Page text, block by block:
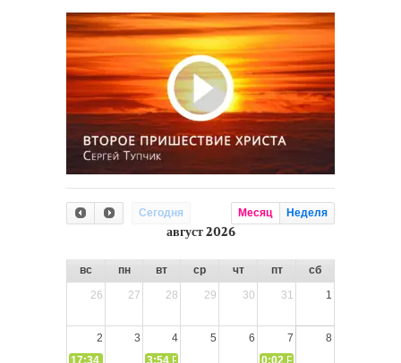
Сегодня Месяц Неделя
август 2026
вс пн вт ср чт пт
сб
26
27 28 29 30 31 1
2 3 4 5 6 7
8
17:34
СЛОВО из СЛОВА – «Ищите Господа, призывайте Его»
3:54 РАЗМЫШЛЕНИЕ: Дух Святой не угашайте!
0:02 РАЗМЫШЛЕНИЯ: Дух